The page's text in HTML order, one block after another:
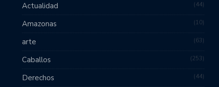
Actualidad 44
Amazonas 10
arte 63
Caballos 253
Derechos 44